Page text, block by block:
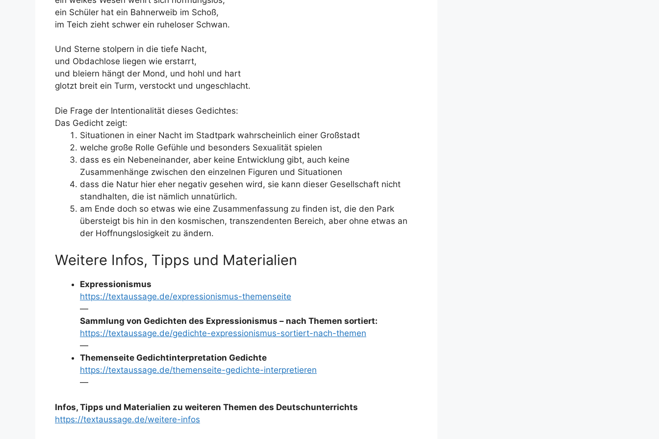
ein Schüler hat ein Bahnerweib im Schoß,
im Teich zieht schwer ein ruheloser Schwan.
Und Sterne stolpern in die tiefe Nacht,
und Obdachlose liegen wie erstarrt,
und bleiern hängt der Mond, und hohl und hart
glotzt breit ein Turm, verstockt und ungeschlacht.
Die Frage der Intentionalität dieses Gedichtes:
Das Gedicht zeigt:
Situationen in einer Nacht im Stadtpark wahrscheinlich einer Großstadt
welche große Rolle Gefühle und besonders Sexualität spielen
dass es ein Nebeneinander, aber keine Entwicklung gibt, auch keine
Zusammenhänge zwischen den einzelnen Figuren und Situationen
dass die Natur hier eher negativ gesehen wird, sie kann dieser Gesellschaft nicht
standhalten, die ist nämlich unnatürlich.
am Ende doch so etwas wie eine Zusammenfassung zu finden ist, die den Park
übersteigt bis hin in den kosmischen, transzendenten Bereich, aber ohne etwas an
der Hoffnungslosigkeit zu ändern.
Weitere Infos, Tipps und Materialien
Expressionismus
https://textaussage.de/expressionismus-themenseite
—
Sammlung von Gedichten des Expressionismus – nach Themen sortiert:
https://textaussage.de/gedichte-expressionismus-sortiert-nach-themen
—
Themenseite Gedichtinterpretation Gedichte
https://textaussage.de/themenseite-gedichte-interpretieren
—
Infos, Tipps und Materialien zu weiteren Themen des Deutschunterrichts
https://textaussage.de/weitere-infos